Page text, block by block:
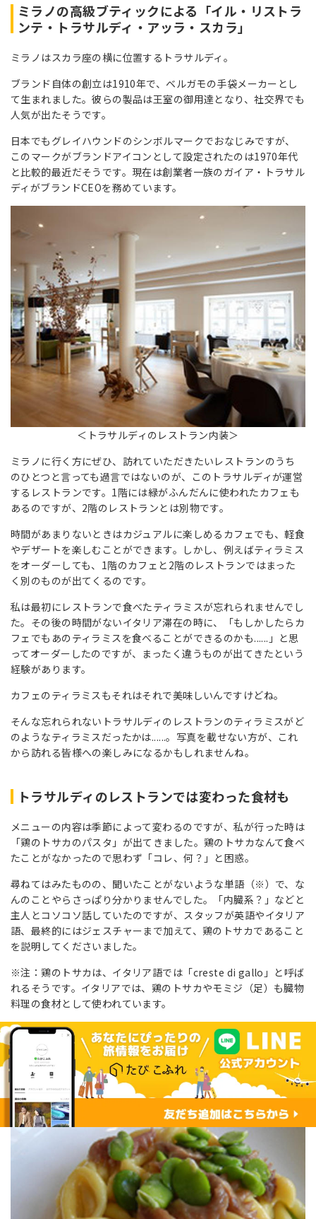
ミラノの高級ブティックによる「イル・リストラ
ンテ・トラサルディ・アッラ・スカラ」
ミラノはスカラ座の横に位置するトラサルディ。
ブランド自体の創立は1910年で、ベルガモの手袋メーカーとし
て生まれました。彼らの製品は王室の御用達となり、社交界でも
人気が出たそうです。
日本でもグレイハウンドのシンボルマークでおなじみですが、
このマークがブランドアイコンとして設定されたのは1970年代
と比較的最近だそうです。現在は創業者一族のガイア・トラサル
ディがブランドCEOを務めています。
＜トラサルディのレストラン内装＞
ミラノに行く方にぜひ、訪れていただきたいレストランのうち
のひとつと言っても過言ではないのが、このトラサルディが運営
するレストランです。1階には緑がふんだんに使われたカフェも
あるのですが、2階のレストランとは別物です。
時間があまりないときはカジュアルに楽しめるカフェでも、軽食
やデザートを楽しむことができます。しかし、例えばティラミス
をオーダーしても、1階のカフェと2階のレストランではまった
く別のものが出てくるのです。
私は最初にレストランで食べたティラミスが忘れられませんでし
た。その後の時間がないイタリア滞在の時に、「もしかしたらカ
フェでもあのティラミスを食べることができるのかも......」と思
ってオーダーしたのですが、まったく違うものが出てきたという
経験があります。
カフェのティラミスもそれはそれで美味しいんですけどね。
そんな忘れられないトラサルディのレストランのティラミスがど
のようなティラミスだったかは......。写真を載せない方が、これ
から訪れる皆様への楽しみになるかもしれませんね。
トラサルディのレストランでは変わった食材も
メニューの内容は季節によって変わるのですが、私が行った時は
「鶏のトサカのパスタ」が出てきました。鶏のトサカなんて食べ
たことがなかったので思わず「コレ、何？」と困惑。
尋ねてはみたものの、聞いたことがないような単語（※）で、な
んのことやらさっぱり分かりませんでした。「内臓系？」などと
主人とコソコソ話していたのですが、スタッフが英語やイタリア
語、最終的にはジェスチャーまで加えて、鶏のトサカであること
を説明してくださいました。
※注：鶏のトサカは、イタリア語では「creste di gallo」と呼ば
れるそうです。イタリアでは、鶏のトサカやモミジ（足）も臓物
料理の食材として使われています。